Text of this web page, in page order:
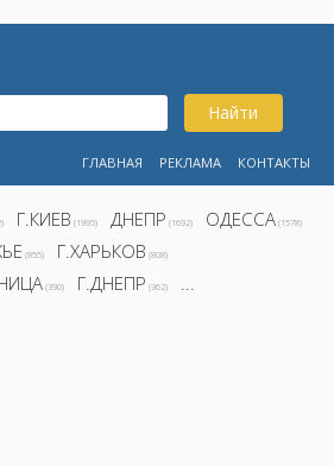
Найти
ГЛАВНАЯ РЕКЛАМА КОНТАКТЫ
Г.КИЕВ (1995) ДНЕПР (1692) ОДЕССА (1578)
(855) Г.ХАРЬКОВ (808)
(390) Г.ДНЕПР (362) ...